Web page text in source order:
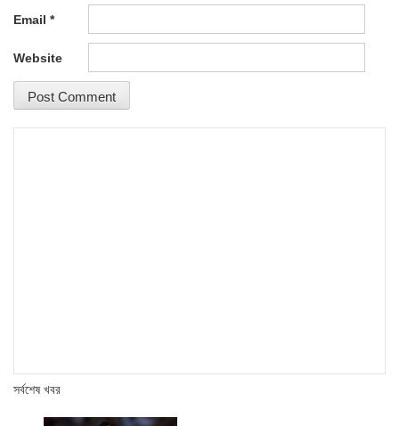
Email *
Website
সর্বশেষ খবর